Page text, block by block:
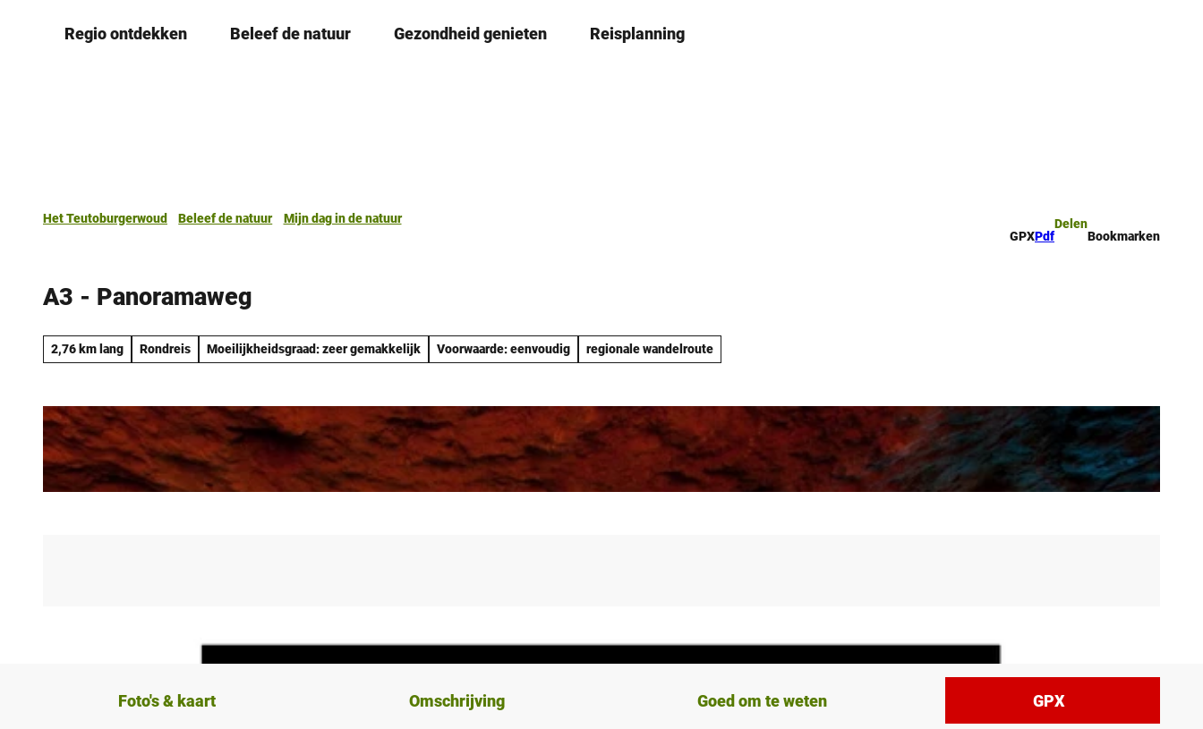
Regio ontdekken Beleef de natuur Gezondheid genieten Reisplanning
Het Teutoburgerwoud Beleef de natuur
Mijn dag in de natuur
GPXPdf
Delen
Bookmarken
A3 - Panoramaweg
2,76 km lang Rondreis Moeilijkheidsgraad: zeer gemakkelijk Voorwaarde: eenvoudig regionale wandelroute
Foto's & kaart Omschrijving Goed om te weten GPX